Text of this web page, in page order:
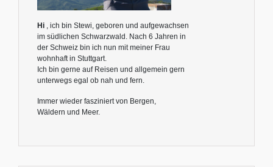
Hi , ich bin Stewi, geboren und aufgewachsen
im südlichen Schwarzwald. Nach 6 Jahren in
der Schweiz bin ich nun mit meiner Frau
wohnhaft in Stuttgart.
Ich bin gerne auf Reisen und allgemein gern
unterwegs egal ob nah und fern.
Immer wieder fasziniert von Bergen,
Wäldern und Meer.